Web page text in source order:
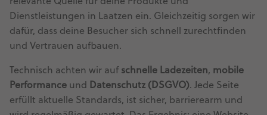
Dienstleistungen in Laatzen ein. Gleichzeitig sorgen wir
dafür, dass deine Besucher sich schnell zurechtfinden
und Vertrauen aufbauen.
Technisch achten wir auf schnelle Ladezeiten, mobile
Performance und Datenschutz (DSGVO). Jede Seite
erfüllt aktuelle Standards, ist sicher, barrierearm und